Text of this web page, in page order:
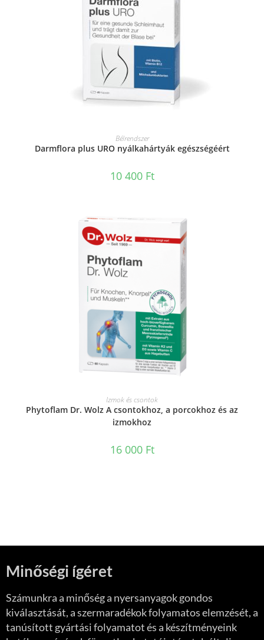
KOSÁRBA TESZEM
Bélrendszer
Darmflora plus URO nyálkahártyák egészségéért
10 400 Ft
KOSÁRBA TESZEM
Izmok és csontok
Phytoflam Dr. Wolz A csontokhoz, a porcokhoz és az
izmokhoz
16 000 Ft
Minőségi ígéret
Számunkra a minőség a nyersanyagok gondos
kiválasztását, a szermaradékok folyamatos elemzését, a
tanúsított gyártási folyamatot és a készítményeink